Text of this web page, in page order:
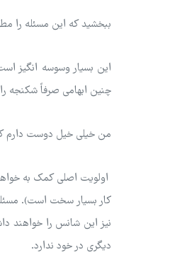
ببخشید که این مسئله را
این بسیار وسوسه انگیز
چنین ابهامی صرفاً شکنجه
من خیلی خیل دوست دارم
اولویت اصلی کمک به
کار بسیار سخت است).
نیز این شانس را خواهند
دیگری در خود ندارد.